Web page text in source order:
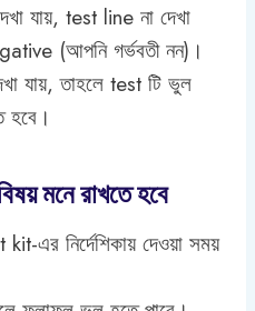
যায়, test line না দেখা
(আপনি গর্ভবতী নন)।
যায়, তাহলে test টি ভুল
হবে।
মনে রাখতে হবে
এর নির্দেশিকায় দেওয়া সময়